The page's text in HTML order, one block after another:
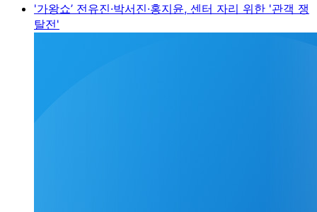
'가왕쇼’ 전유진·박서진·홍지윤, 센터 자리 위한 '관객 쟁
탈전'